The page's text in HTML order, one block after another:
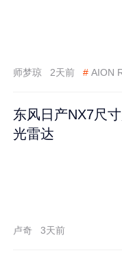
师梦琼 2天前 # AION
东风日产NX7尺
光雷达
卢奇 3天前